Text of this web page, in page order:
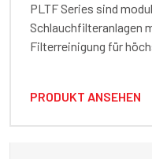
PLTF Series sind
Schlauchfilteranlagen
Filterreinigung für
PRODUKT ANSEHEN